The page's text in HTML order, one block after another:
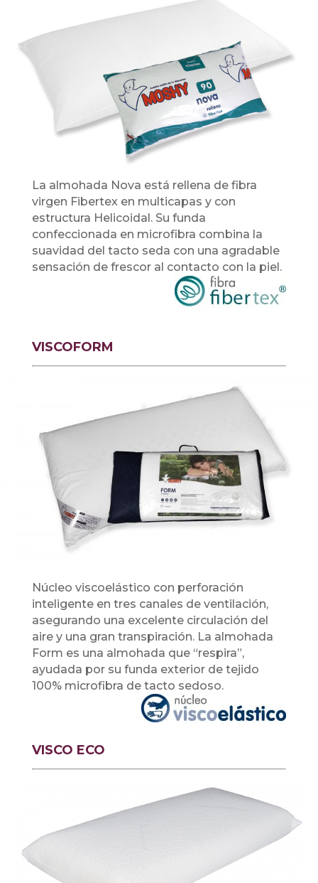
La almohada Nova está rellena de fibra
virgen Fibertex en multicapas y con
estructura Helicoidal. Su funda
confeccionada en microfibra combina la
suavidad del tacto seda con una agradable
sensación de frescor al contacto con la piel.
VISCOFORM
Núcleo viscoelástico con perforación
inteligente en tres canales de ventilación,
asegurando una excelente circulación del
aire y una gran transpiración. La almohada
Form es una almohada que “respira”,
ayudada por su funda exterior de tejido
100% microfibra de tacto sedoso.
VISCO ECO